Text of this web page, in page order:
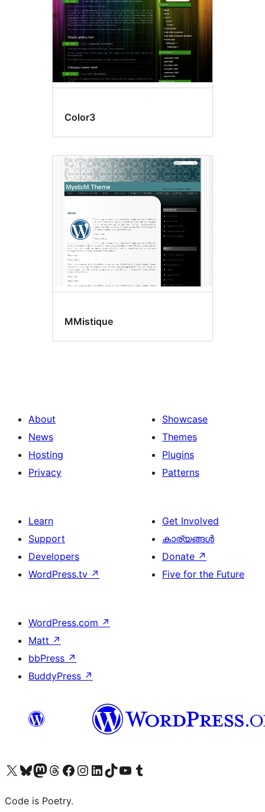
Color3
MMistique
About
News
Hosting
Privacy
Showcase
Themes
Plugins
Patterns
Learn
Support
Developers
WordPress.tv ↗
Get Involved
കാര്യങ്ങള്‍
Donate ↗
Five for the Future
WordPress.com ↗
Matt ↗
bbPress ↗
BuddyPress ↗
Visit our X (formerly Twitter) account
ഞങ്ങളുടെ ബ്ലൂസ്കൈ അക്കൗണ്ട് സന്ദർശിക്കുക
Visit our Mastodon account
ഞങ്ങളുടെ ത്രെഡ്സ് അക്കൗണ്ട് സന്ദർശിക്കുക
Visit our Facebook page
Visit our Instagram account
Visit our LinkedIn account
ഞങ്ങളുടെ ടിക് ടോക് അക്കൗണ്ട് സന്ദർശിക്കുക
Visit our YouTube channel
ഞങ്ങളുടെ ടംബ്ലർ അക്കൗണ്ട് സന്ദർശിക്കുക
Code is Poetry.